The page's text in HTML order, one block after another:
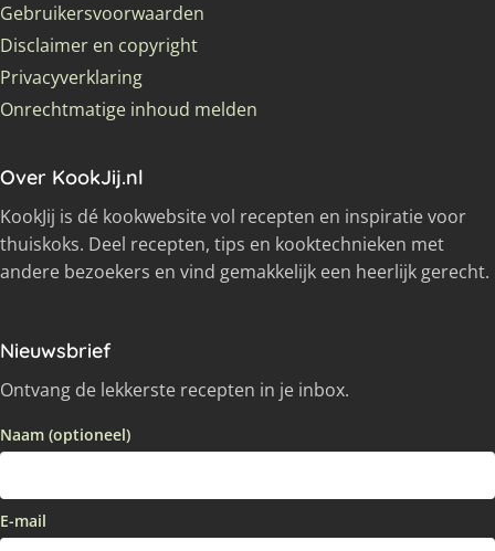
Gebruikersvoorwaarden
Disclaimer en copyright
Privacyverklaring
Onrechtmatige inhoud melden
Over KookJij.nl
KookJij is dé kookwebsite vol recepten en inspiratie voor
thuiskoks. Deel recepten, tips en kooktechnieken met
andere bezoekers en vind gemakkelijk een heerlijk gerecht.
Nieuwsbrief
Ontvang de lekkerste recepten in je inbox.
Naam (optioneel)
E-mail